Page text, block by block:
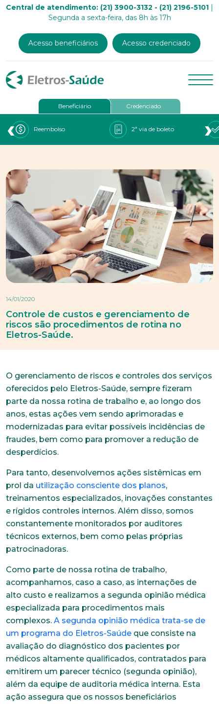
Central de atendimento: (21) 3900-3132 - (21) 2196-5101 |
Segunda a sexta-feira, das 8h às 17h
Acesso beneficiários Acesso credenciado
Beneficiário Credenciado
Reembolso 2ª via de boleto
‹ ›
14/01/2020
Controle de custos e gerenciamento de
riscos são procedimentos de rotina no
Eletros-Saúde.
O gerenciamento de riscos e controles dos serviços
oferecidos pelo Eletros-Saúde, sempre fizeram
parte da nossa rotina de trabalho e, ao longo dos
anos, estas ações vem sendo aprimoradas e
modernizadas para evitar possíveis incidências de
fraudes, bem como para promover a redução de
desperdícios.
Para tanto, desenvolvemos ações sistêmicas em
prol da utilização consciente dos planos,
treinamentos especializados, inovações constantes
e rígidos controles internos. Além disso, somos
constantemente monitorados por auditores
técnicos externos, bem como pelas próprias
patrocinadoras.
Como parte de nossa rotina de trabalho,
acompanhamos, caso a caso, as internações de
alto custo e realizamos a segunda opinião médica
especializada para procedimentos mais
complexos. A segunda opinião médica trata-se de
um programa do Eletros-Saúde que consiste na
avaliação do diagnóstico dos pacientes por
médicos altamente qualificados, contratados para
emitirem um parecer técnico (segunda opinião),
além da equipe de auditoria médica interna. Esta
ação assegura que os nossos beneficiários